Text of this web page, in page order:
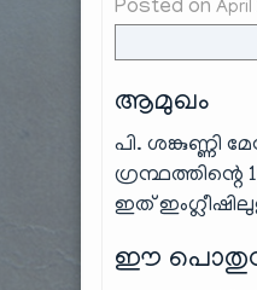
Posted onApril
ആമുഖം
പി. ശങ്കുണ്ണി
ഗ്രന്ഥത്തിന്റെ
ഇത്
ഈ